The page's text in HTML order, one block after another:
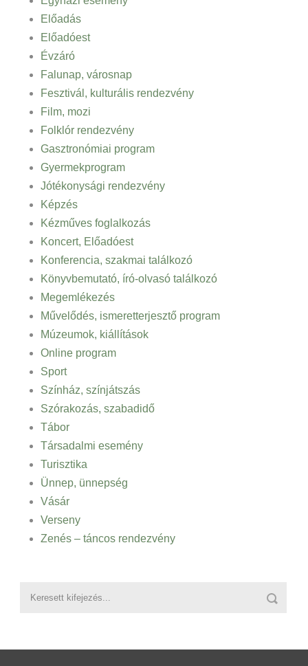
Előadás
Előadóest
Évzáró
Falunap, városnap
Fesztivál, kulturális rendezvény
Film, mozi
Folklór rendezvény
Gasztronómiai program
Gyermekprogram
Jótékonysági rendezvény
Képzés
Kézműves foglalkozás
Koncert, Előadóest
Konferencia, szakmai találkozó
Könyvbemutató, író-olvasó találkozó
Megemlékezés
Művelődés, ismeretterjesztő program
Múzeumok, kiállítások
Online program
Sport
Színház, színjátszás
Szórakozás, szabadidő
Tábor
Társadalmi esemény
Turisztika
Ünnep, ünnepség
Vásár
Verseny
Zenés – táncos rendezvény